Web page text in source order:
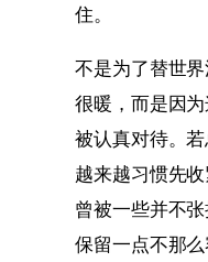
住。
不是为了替世
很暖，而是因
被认真对待。
越来越习惯先
曾被一些并不
保留一点不那么